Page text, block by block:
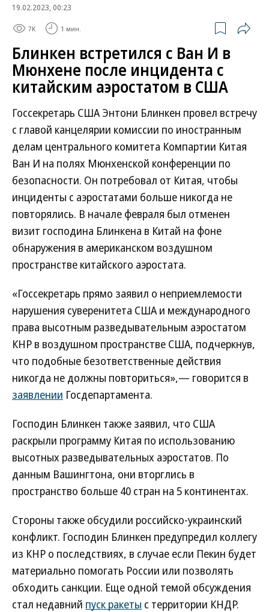
19.02.2023, 00:23
7K 1 мин.
Блинкен встретился с Ван И в
Мюнхене после инцидента с
китайским аэростатом в США
Госсекретарь США Энтони Блинкен провел встречу
с главой канцелярии комиссии по иностранным
делам центрального комитета Компартии Китая
Ван И на полях Мюнхенской конференции по
безопасности. Он потребовал от Китая, чтобы
инциденты с аэростатами больше никогда не
повторялись. В начале февраля был отменен
визит господина Блинкена в Китай на фоне
обнаружения в американском воздушном
пространстве китайского аэростата.
«Госсекретарь прямо заявил о неприемлемости
нарушения суверенитета США и международного
права высотным разведывательным аэростатом
КНР в воздушном пространстве США, подчеркнув,
что подобные безответственные действия
никогда не должны повториться»,— говорится в
заявлении Госдепартамента.
Господин Блинкен также заявил, что США
раскрыли программу Китая по использованию
высотных разведывательных аэростатов. По
данным Вашингтона, они вторглись в
пространство больше 40 стран на 5 континентах.
Стороны также обсудили российско-украинский
конфликт. Господин Блинкен предупредил коллегу
из КНР о последствиях, в случае если Пекин будет
материально помогать России или позволять
обходить санкции. Еще одной темой обсуждения
стал недавний пуск ракеты с территории КНДР.